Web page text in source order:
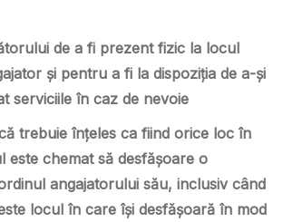
de a fi prezent fizic la locul
și pentru a fi la dispoziția de a-și
serviciile în caz de nevoie
trebuie înțeles ca fiind orice loc în
este chemat să desfășoare o
angajatorului său, inclusiv când
locul în care își desfășoară în mod